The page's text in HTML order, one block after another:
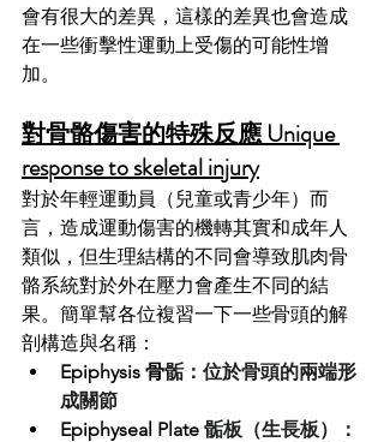
會有很大的差異，這樣的差異也會造成
在一些衝擊性運動上受傷的可能性增
加。
對骨骼傷害的特殊反應 Unique
response to skeletal injury
對於年輕運動員（兒童或青少年）而
言，造成運動傷害的機轉其實和成年人
類似，但生理結構的不同會導致肌肉骨
骼系統對於外在壓力會產生不同的結
果。簡單幫各位複習一下一些骨頭的解
剖構造與名稱：
Epiphysis 骨骺：位於骨頭的兩端形
成關節
Epiphyseal Plate 骺板（生長板）：